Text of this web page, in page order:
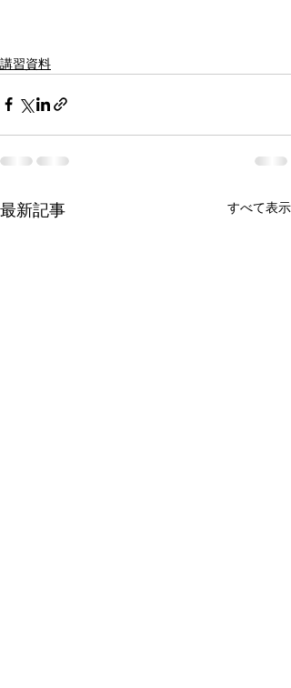
講習資料
最新記事 すべて表示